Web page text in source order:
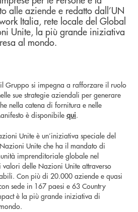
alle aziende e redatto dall’UN
Italia, rete locale del Global
Unite, la più grande iniziativa
al mondo.
Gruppo si impegna a rafforzare il ruolo
sue strategie aziendali per generare
nella catena di fornitura e nelle
è disponibile qui.
Unite è un’iniziativa speciale del
Unite che ha il mandato di
imprenditoriale globale nel
delle Nazioni Unite attraverso
Con più di 20.000 aziende e quasi
sede in 167 paesi e 63 Country
è la più grande iniziativa di